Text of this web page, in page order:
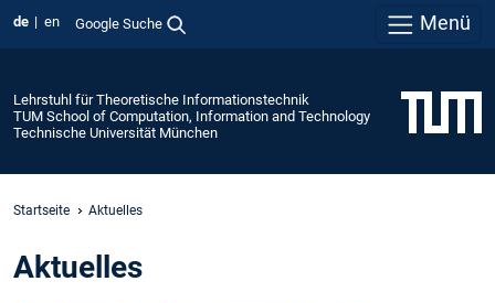
de en Google Suche Menü
Lehrstuhl für Theoretische Informationstechnik
TUM School of Computation, Information and Technology
Technische Universität München
Startseite Aktuelles
Aktuelles